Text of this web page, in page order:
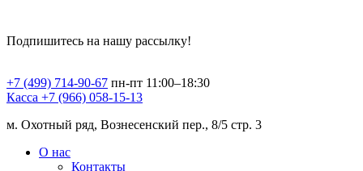
Подпишитесь на нашу рассылку!
+7 (499) 714-90-67 пн-пт 11:00–18:30
Касса +7 (966) 058-15-13
м. Охотный ряд, Вознесенский пер., 8/5 стр. 3
О нас
Контакты